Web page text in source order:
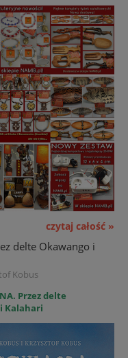
czytaj całość »
delte Okawango i
Kobus
Przez delte
Kalahari